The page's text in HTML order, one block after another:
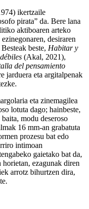
ikertzaile
pirata” da. Bere lana
aktiboaren arteko
desiraren
beste, Habitar y
(Akal, 2021),
del pensamiento
jarduera eta argitalpenak
eta zinemagilea
lotuta dago; hainbeste,
modu deseroso
16 mm-an grabatuta
prozesu bat edo
intimoan
gaietako bat da,
ezagunak diren
arrotz bihurtzen dira,